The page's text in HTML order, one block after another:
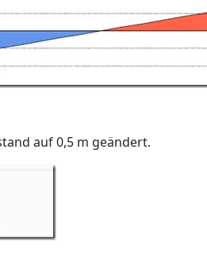
auf 0,5 m geändert.